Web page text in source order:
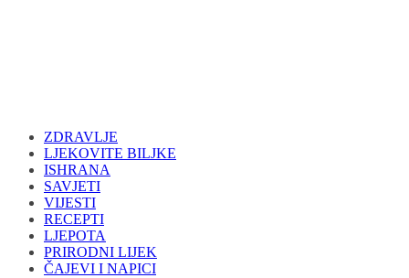
ZDRAVLJE
LJEKOVITE BILJKE
ISHRANA
SAVJETI
VIJESTI
RECEPTI
LJEPOTA
PRIRODNI LIJEK
ČAJEVI I NAPICI